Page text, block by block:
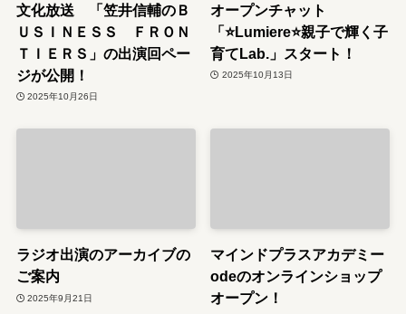
文化放送 「笠井信輔のＢ
ＵＳＩＮＥＳＳ ＦＲＯＮ
ＴＩＥＲＳ」の出演回ペー
ジが公開！
2025年10月26日
オープンチャット
「⭐️Lumiere⭐️親子で輝く子
育てLab.」スタート！
2025年10月13日
ラジオ出演のアーカイブの
ご案内
2025年9月21日
マインドプラスアカデミー
odeのオンラインショップ
オープン！